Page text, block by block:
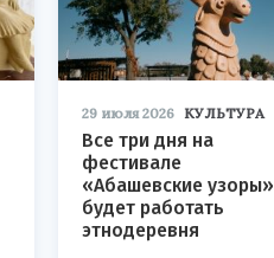
29 июля 2026 КУЛЬТУРА
Все три дня на
фестивале
«Абашевские узоры»
будет работать
этнодеревня